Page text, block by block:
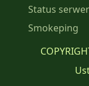
Status
Smokeping